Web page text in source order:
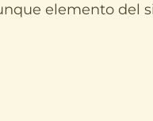
elemento del